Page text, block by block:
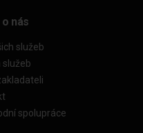
nás
služeb
služeb
spolupráce